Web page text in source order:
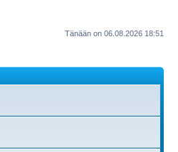
Tänään on 06.08.2026 18:51